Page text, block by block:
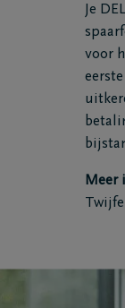
Je
voor
Meer